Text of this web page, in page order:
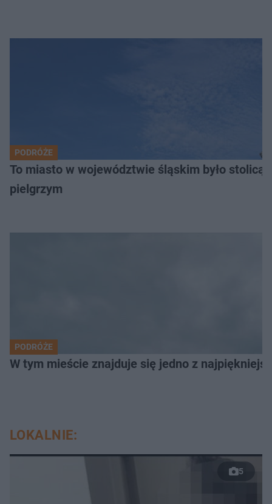
PODRÓŻE
To miasto w województwie śląskim było
pielgrzym
PODRÓŻE
W tym mieście znajduje się jedno z
LOKALNIE:
5